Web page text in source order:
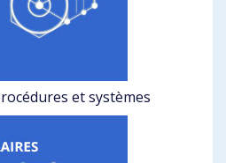
et systèmes